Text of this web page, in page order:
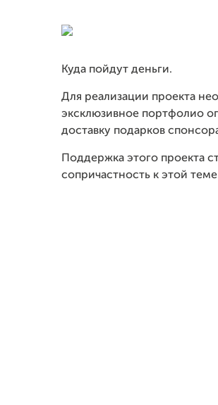
Куда пойдут деньги.
Для реализации проекта
эксклюзивное портфолио
доставку подарков
Поддержка этого проекта
сопричастность к этой